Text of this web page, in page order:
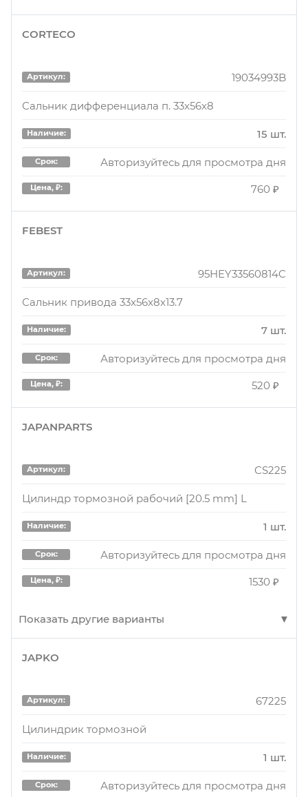
CORTECO
Артикул: 19034993B
Сальник дифференциала п. 33x56x8
Наличие: 15 шт.
Срок: Авторизуйтесь для просмотра дня
Цена, ₽: 760 ₽
FEBEST
Артикул: 95HEY33560814C
Сальник привода 33x56x8x13.7
Наличие: 7 шт.
Срок: Авторизуйтесь для просмотра дня
Цена, ₽: 520 ₽
JAPANPARTS
Артикул: CS225
Цилиндр тормозной рабочий [20.5 mm] L
Наличие: 1 шт.
Срок: Авторизуйтесь для просмотра дня
Цена, ₽: 1530 ₽
Показать другие варианты
Артикул:
JAPKO
Артикул: 67225
Цилиндрик тормозной
Наличие: 1 шт.
Срок: Авторизуйтесь для просмотра дня